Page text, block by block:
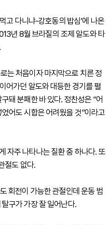
고 다니냐-강호동의 밥심’에 나온
년 8월 브라질의 조제 알도와 타
는 처음이자 마지막으로 치른 정
어가던 알도와 대등한 경기를 펼
돼 분패한 바 있다. 정찬성은 “어
어도 시합은 어려웠을 것”이라고
자주 나타나는 질환 중 하나다. 또
절도 없다.
회전이 가능한 관절인데 운동 범
구가 가장 잘 일어난다.